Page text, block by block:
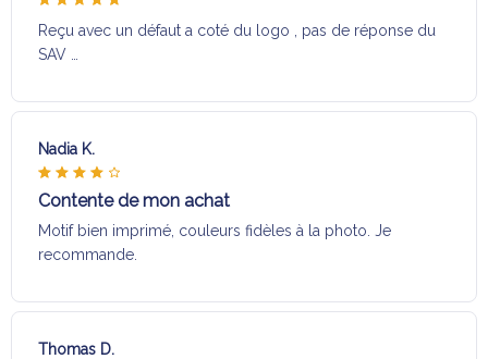
Reçu avec un défaut a coté du logo , pas de réponse du
SAV …
Nadia K.
Contente de mon achat
Motif bien imprimé, couleurs fidèles à la photo. Je
recommande.
Thomas D.